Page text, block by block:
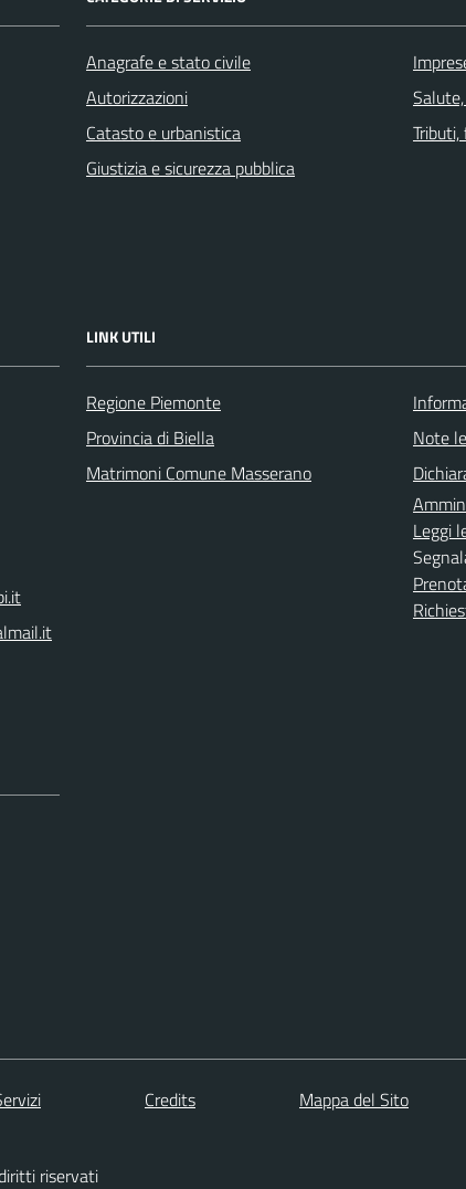
Anagrafe e stato civile
Autorizzazioni
Catasto e urbanistica
Giustizia e sicurezza pubblica
LINK UTILI
Regione Piemonte
Provincia di Biella
Matrimoni Comune Masserano
Note
Leggi
Credits Mappa del Sito
riservati